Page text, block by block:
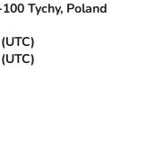
Tychy, Poland